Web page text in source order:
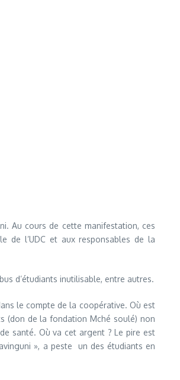
Au cours de cette manifestation, ces
de l’UDC et aux responsables de la
d’étudiants inutilisable, entre autres.
le compte de la coopérative. Où est
(don de la fondation Mché soulé) non
santé. Où va cet argent ? Le pire est
», a peste un des étudiants en